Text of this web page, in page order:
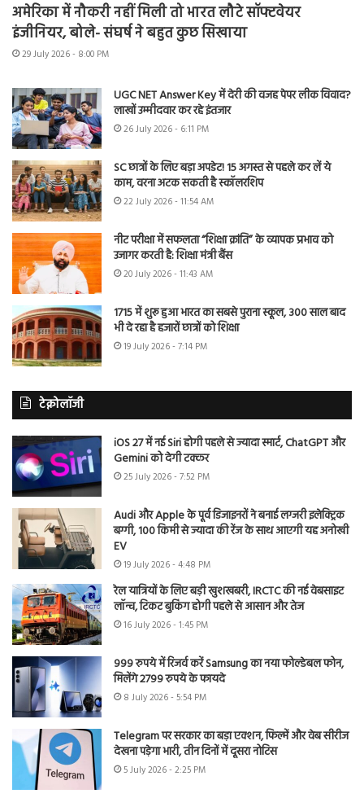
अमेरिका में नौकरी नहीं मिली तो भारत लौटे सॉफ्टवेयर
इंजीनियर, बोले- संघर्ष ने बहुत कुछ सिखाया
29 July 2026 - 8:00 PM
UGC NET Answer Key में देरी की वजह पेपर लीक विवाद?
लाखों उम्मीदवार कर रहे इंतजार
26 July 2026 - 6:11 PM
SC छात्रों के लिए बड़ा अपडेट! 15 अगस्त से पहले कर लें ये
काम, वरना अटक सकती है स्कॉलरशिप
22 July 2026 - 11:54 AM
नीट परीक्षा में सफलता “शिक्षा क्रांति” के व्यापक प्रभाव को
उजागर करती है: शिक्षा मंत्री बैंस
20 July 2026 - 11:43 AM
1715 में शुरू हुआ भारत का सबसे पुराना स्कूल, 300 साल बाद
भी दे रहा है हजारों छात्रों को शिक्षा
19 July 2026 - 7:14 PM
टेक्नोलॉजी
iOS 27 में नई Siri होगी पहले से ज्यादा स्मार्ट, ChatGPT और
Gemini को देगी टक्कर
25 July 2026 - 7:52 PM
Audi और Apple के पूर्व डिजाइनरों ने बनाई लग्जरी इलेक्ट्रिक
बग्गी, 100 किमी से ज्यादा की रेंज के साथ आएगी यह अनोखी
EV
19 July 2026 - 4:48 PM
रेल यात्रियों के लिए बड़ी खुशखबरी, IRCTC की नई वेबसाइट
लॉन्च, टिकट बुकिंग होगी पहले से आसान और तेज
16 July 2026 - 1:45 PM
999 रुपये में रिजर्व करें Samsung का नया फोल्डेबल फोन,
मिलेंगे 2799 रुपये के फायदे
8 July 2026 - 5:54 PM
Telegram पर सरकार का बड़ा एक्शन, फिल्में और वेब सीरीज
देखना पड़ेगा भारी, तीन दिनों में दूसरा नोटिस
5 July 2026 - 2:25 PM